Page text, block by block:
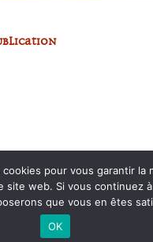
pour vous garantir la
site web. Si vous continuez
que vous en êtes
OK